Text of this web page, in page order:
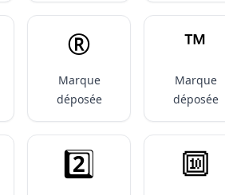
®️
Marque
déposée
™️
Marque
déposée
2️⃣ 🔟